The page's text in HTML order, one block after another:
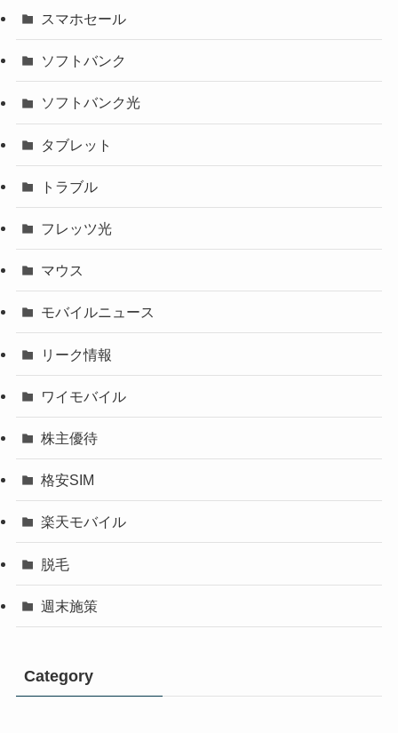
スマホセール
ソフトバンク
ソフトバンク光
タブレット
トラブル
フレッツ光
マウス
モバイルニュース
リーク情報
ワイモバイル
株主優待
格安SIM
楽天モバイル
脱毛
週末施策
Category